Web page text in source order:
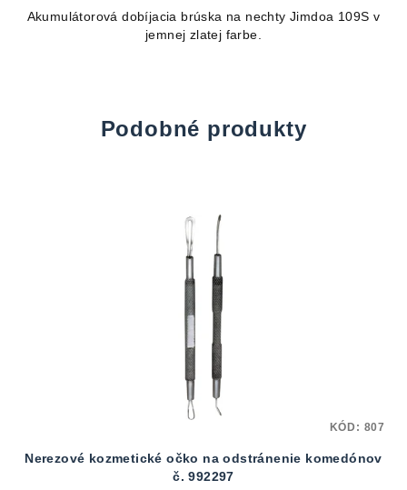
Akumulátorová dobíjacia brúska na nechty Jimdoa 109S v
jemnej zlatej farbe.
Podobné produkty
Nerezové kozmetické očko na odstránenie komedónov
č. 992297
KÓD: 807